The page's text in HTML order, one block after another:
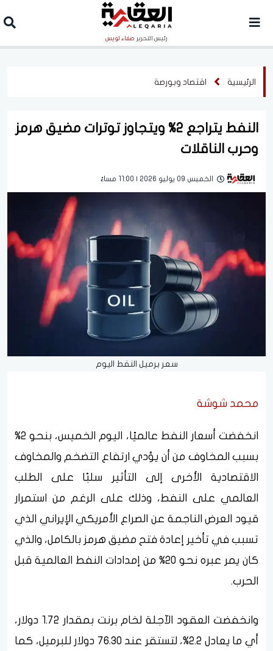
رئيس التحرير صفاء لويس
الرئيسية اقتصاد وبورصة
النفط يتراجع 2% ويتجاوز توترات مضيق هرمز
وحرب الناقلات
الخميس 09 يوليو 2026 | 11:00 مساءً
سعر برميل النفط اليوم
محمد شوشة
انخفضت أسعار النفط عالميًا، اليوم الخميس، بنحو 2%
بسبب المخاوف من أن يؤدي ارتفاع التضخم والمخاوف
الاقتصادية الأخرى إلى التأثير سلبًا على الطلب
العالمي على النفط، وذلك على الرغم من استمرار
قيود العرض الناجمة عن الصراع الأمريكي الإيراني الذي
تسبب في تأخير إعادة فتح مضيق هرمز بالكامل، والذي
كان يمر عبره نحو 20% من إمدادات النفط العالمية قبل
الحرب.
وانخفضت العقود الآجلة لخام برنت بمقدار 1.72 دولار،
أي ما يعادل 2.2%، لتستقر عند 76.30 دولار للبرميل، كما